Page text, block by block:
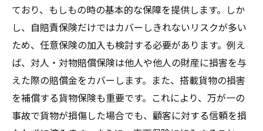
ており、もしもの時の基本的な保障を提供します。しか
し、自賠責保険だけではカバーしきれないリスクが多い
ため、任意保険の加入も検討する必要があります。例え
ば、対人・対物賠償保険は他人や他人の財産に損害を与
えた際の賠償金をカバーします。また、搭載貨物の損害
を補償する貨物保険も重要です。これにより、万が一の
事故で貨物が損傷した場合でも、顧客に対する信頼を損